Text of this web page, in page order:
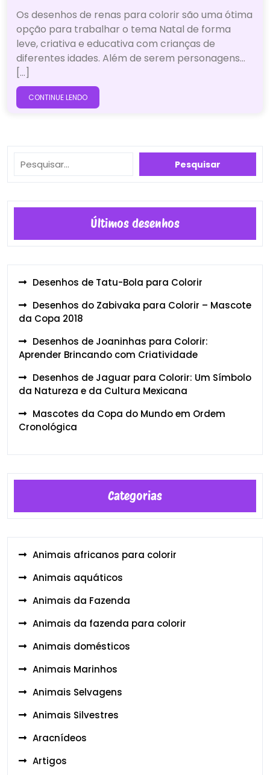
Os desenhos de renas para colorir são uma ótima
opção para trabalhar o tema Natal de forma
leve, criativa e educativa com crianças de
diferentes idades. Além de serem personagens…
[...]
CONTINUE LENDO
Pesquisar Pesquisar
Últimos desenhos
Desenhos de Tatu-Bola para Colorir
Desenhos do Zabivaka para Colorir – Mascote
da Copa 2018
Desenhos de Joaninhas para Colorir:
Aprender Brincando com Criatividade
Desenhos de Jaguar para Colorir: Um Símbolo
da Natureza e da Cultura Mexicana
Mascotes da Copa do Mundo em Ordem
Cronológica
Categorias
Animais africanos para colorir
Animais aquáticos
Animais da Fazenda
Animais da fazenda para colorir
Animais domésticos
Animais Marinhos
Animais Selvagens
Animais Silvestres
Aracnídeos
Artigos